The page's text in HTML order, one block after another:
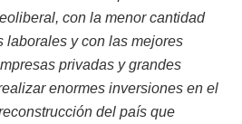
con la menor cantidad
laborales y con las mejores
privadas y grandes
enormes inversiones en el
del país que